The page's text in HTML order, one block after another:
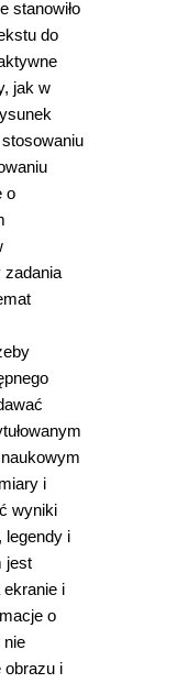
stanowiło
do
jak w
o
zadania
i
wyniki
legendy i
jest
i
o
nie
obrazu i